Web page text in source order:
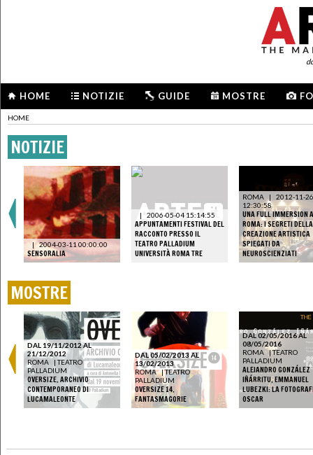
HOME NOTIZIE GUIDE MOSTRE
HOME
NOTIZIE
| 2004-03-11 00:00:00
SENSORALIA
| 2006-05-04 15:14:55
APPUNTAMENTI FESTIVAL DEL
RACCONTO PRESSO IL
TEATRO PALLADIUM
UNIVERSITÀ ROMA TRE
ROMA |
2012-11-26
12:30:58
UNA FULL IMMERSION A
ROMA: I SEGRETI DELLA
CREAZIONE ARTISTICA
SPIEGATI DA
NEUROSCIENZIATI
MOSTRE
DAL 19/11/2012 AL
21/12/2012
ROMA
|TEATRO
PALLADIUM
OVERSIZE. ARCHIVIO
CONTEMPORANEO DI
LUCAMALEONTE
DAL 05/02/2013 AL
13/02/2013
ROMA |TEATRO
PALLADIUM
OVERSIZE 14.
FANTASMAGORIE
DAL 02/05/2016 AL
08/05/2016
ROMA |TEATRO
PALLADIUM
ALEJANDRO GONZÁLEZ
IÑÁRRITU, EMMANUEL
LUBEZKI: LA
OSCAR